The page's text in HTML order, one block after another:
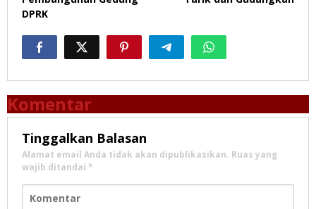
DPRK
Komentar
Tinggalkan Balasan
Alamat email Anda tidak akan dipublikasikan. Ruas yang
wajib ditandai *